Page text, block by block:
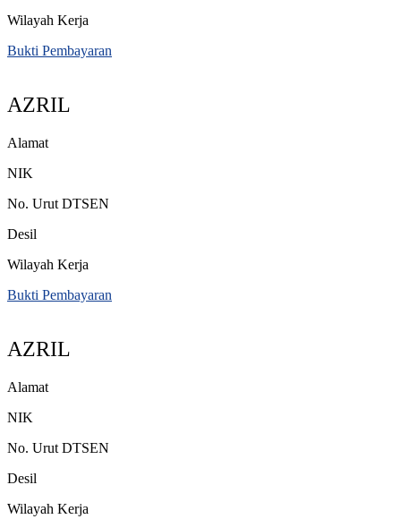
Wilayah Kerja
Bukti Pembayaran
AZRIL
Alamat
NIK
No. Urut DTSEN
Desil
Wilayah Kerja
Bukti Pembayaran
AZRIL
Alamat
NIK
No. Urut DTSEN
Desil
Wilayah Kerja